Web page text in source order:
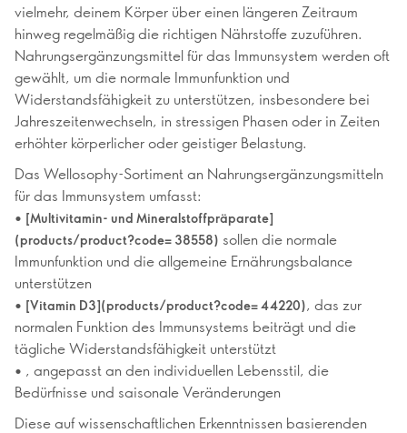
vielmehr, deinem Körper über einen längeren Zeitraum
hinweg regelmäßig die richtigen Nährstoffe zuzuführen.
Nahrungsergänzungsmittel für das Immunsystem werden oft
gewählt, um die normale Immunfunktion und
Widerstandsfähigkeit zu unterstützen, insbesondere bei
Jahreszeitenwechseln, in stressigen Phasen oder in Zeiten
erhöhter körperlicher oder geistiger Belastung.
Das Wellosophy-Sortiment an Nahrungsergänzungsmitteln
für das Immunsystem umfasst:
• [Multivitamin- und Mineralstoffpräparate]
(products/product?code= 38558) sollen die normale
Immunfunktion und die allgemeine Ernährungsbalance
unterstützen
• [Vitamin D3](products/product?code= 44220), das zur
normalen Funktion des Immunsystems beiträgt und die
tägliche Widerstandsfähigkeit unterstützt
• , angepasst an den individuellen Lebensstil, die
Bedürfnisse und saisonale Veränderungen
Diese auf wissenschaftlichen Erkenntnissen basierenden